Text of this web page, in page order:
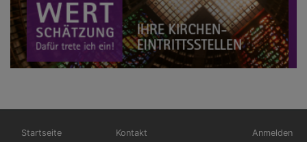
Hauptnavigation
Startseite Fußbereichsmenü
Kontakt Anmelden